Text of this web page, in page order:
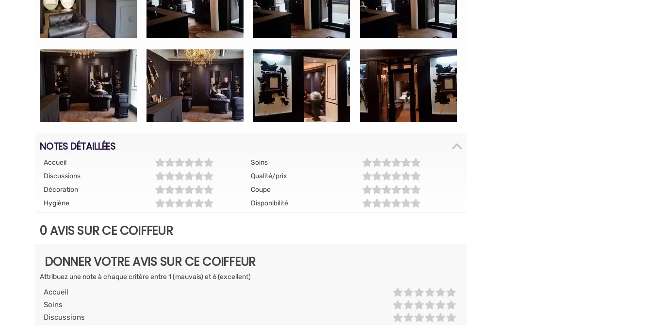
NOTES DÉTAILLÉES
Accueil
Soins
Discussions
Qualité/prix
Décoration
Coupe
Hygiène
Disponibilité
0 AVIS SUR CE COIFFEUR
DONNER VOTRE AVIS SUR CE COIFFEUR
Attribuez une note à chaque critère entre 1 (mauvais) et 6 (excellent)
Accueil
Soins
Discussions